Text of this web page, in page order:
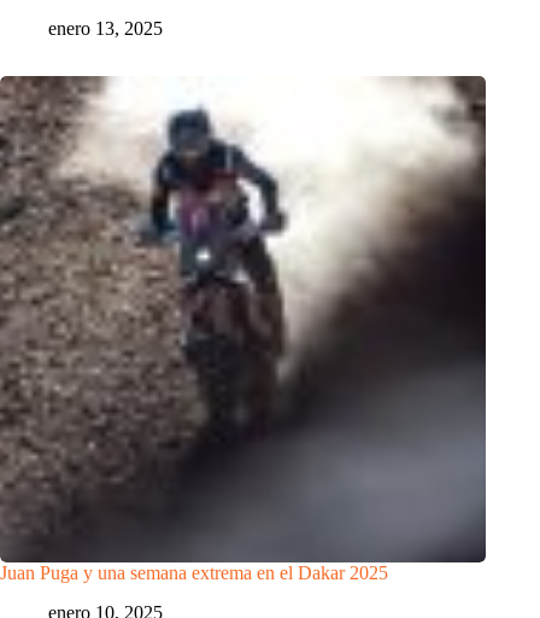
enero 13, 2025
Juan Puga y una semana extrema en el Dakar 2025
enero 10, 2025